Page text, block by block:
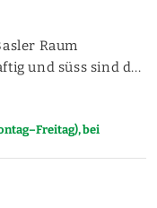
Raum
und süss sind d...
bei